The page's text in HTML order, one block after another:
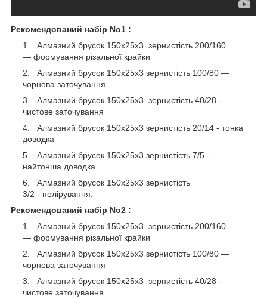
Рекомендований набір No1 :
Алмазний брусок 150х25х3 зернистість 200/160
— формування різальної крайки
Алмазний брусок 150х25х3 зернистість 100/80 —
чорнова заточування
Алмазний брусок 150х25х3 зернистість 40/28 -
чистове заточування
Алмазний брусок 150х25х3 зернистість 20/14 - тонка
доводка
Алмазний брусок 150х25х3 зернистість 7/5 -
найтонша доводка
Алмазний брусок 150х25х3 зернистість
3/2 - полірування.
Рекомендований набір No2 :
Алмазний брусок 150х25х3 зернистість 200/160
— формування різальної крайки
Алмазний брусок 150х25х3 зернистість 100/80 —
чорнова заточування
Алмазний брусок 150х25х3 зернистість 40/28 -
чистове заточування